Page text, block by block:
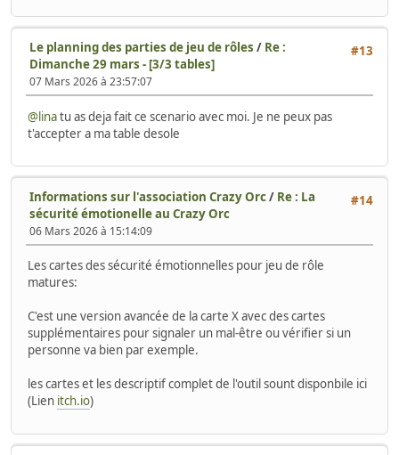
#13
Le planning des parties de jeu de rôles / Re :
Dimanche 29 mars - [3/3 tables]
07 Mars 2026 à 23:57:07
@linatu as deja fait ce scenario avec moi. Je ne peux pas
t'accepter a ma table desole
#14
Informations sur l'association Crazy Orc/ Re : La
sécurité émotionelle au Crazy Orc
06 Mars 2026 à 15:14:09
Les cartes des sécurité émotionnelles pour jeu de rôle
matures:
C'est une version avancée de la carte X avec des cartes
supplémentaires pour signaler un mal-être ou vérifier si un
personne va bien par exemple.
les cartes et les descriptif complet de l'outil sount disponbile ici
(Lien itch.io)